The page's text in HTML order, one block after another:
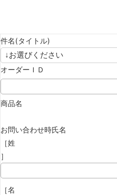
件名(タイトル)
オーダーＩＤ
商品名
お問い合わせ時氏名
［姓
］
［名